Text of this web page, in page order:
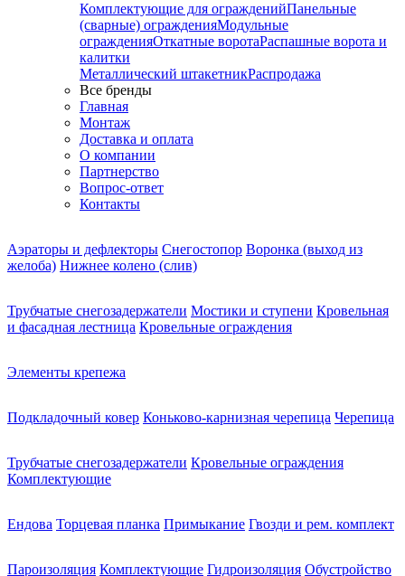
Комплектующие для огражденийПанельные
(сварные) огражденияМодульные
огражденияОткатные воротаРаспашные ворота и
калитки
Металлический штакетникРаспродажа
Все бренды
Главная
Монтаж
Доставка и оплата
О компании
Партнерство
Вопрос-ответ
Контакты
Аэраторы и дефлекторы Снегостопор Воронка (выход из
желоба) Нижнее колено (слив)
Трубчатые снегозадержатели Мостики и ступени Кровельная
и фасадная лестница Кровельные ограждения
Элементы крепежа
Подкладочный ковер Коньково-карнизная черепица Черепица
Трубчатые снегозадержатели Кровельные ограждения
Комплектующие
Ендова Торцевая планка Примыкание Гвозди и рем. комплект
Пароизоляция Комплектующие Гидроизоляция Обустройство